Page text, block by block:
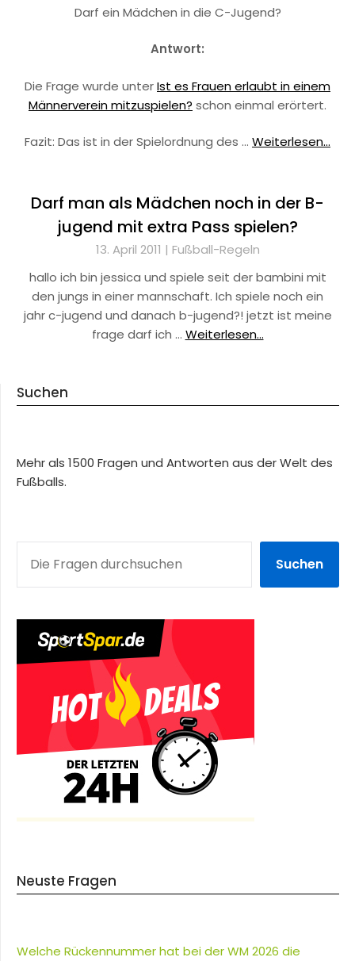
Darf ein Mädchen in die C-Jugend?
Antwort:
Die Frage wurde unterIst es Frauen erlaubt in einem
Männerverein mitzuspielen? schon einmal erörtert.
Fazit: Das ist in der Spielordnung des … Weiterlesen...
Darf man als Mädchen noch in der B-
jugend mit extra Pass spielen?
13. April 2011 | Fußball-Regeln
hallo ich bin jessica und spiele seit der bambini mit
den jungs in einer mannschaft. Ich spiele noch ein
jahr c-jugend und danach b-jugend?! jetzt ist meine
frage darf ich … Weiterlesen...
Suchen
Mehr als 1500 Fragen und Antworten aus der Welt des
Fußballs.
Suchen
Neuste Fragen
Welche Rückennummer hat bei der WM 2026 die